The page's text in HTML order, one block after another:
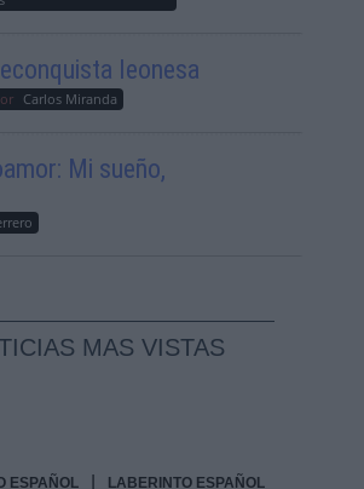
leonesa
Carlos Miranda
Mi sueño,
MAS VISTAS
ESPAÑOL LABERINTO ESPAÑOL